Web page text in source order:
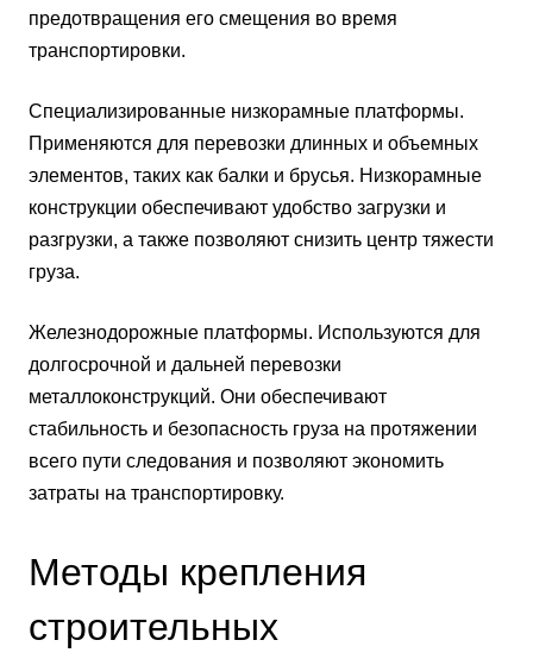
предотвращения его смещения во время
транспортировки.
Специализированные низкорамные платформы.
Применяются для перевозки длинных и объемных
элементов, таких как балки и брусья. Низкорамные
конструкции обеспечивают удобство загрузки и
разгрузки, а также позволяют снизить центр тяжести
груза.
Железнодорожные платформы. Используются для
долгосрочной и дальней перевозки
металлоконструкций. Они обеспечивают
стабильность и безопасность груза на протяжении
всего пути следования и позволяют экономить
затраты на транспортировку.
Методы крепления
строительных